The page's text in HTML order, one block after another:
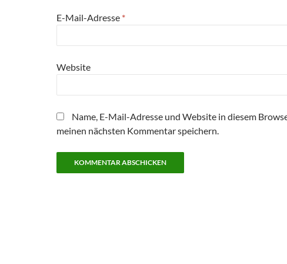
E-Mail-Adresse *
Website
Name, E-Mail-Adresse und Website in diesem
meinen nächsten Kommentar speichern.